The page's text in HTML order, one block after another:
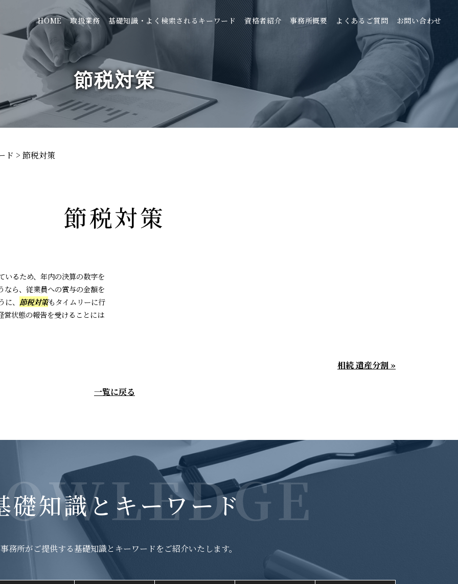
HOME 取扱業務 基礎知識・よく検索されるキーワード 資格者紹介 事務所概要 よくあるご質問 お問い合わせ
節税対策
ド > 節税対策
節税対策
いるため、年内の決算の数字を
なら、従業員への賞与の金額を
、 節税対策もタイムリーに行
営状態の報告を受けることには
相続 遺産分割 »
一覧に戻る
礎知識とキーワード
務所がご提供する基礎知識と キーワードをご紹介いたします。